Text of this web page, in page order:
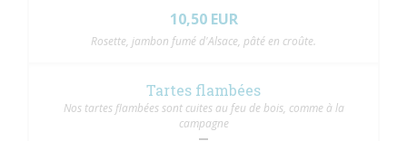
10,50 EUR
Rosette, jambon fumé d'Alsace, pâté en croûte.
Tartes flambées
Nos tartes flambées sont cuites au feu de bois, comme à la
campagne